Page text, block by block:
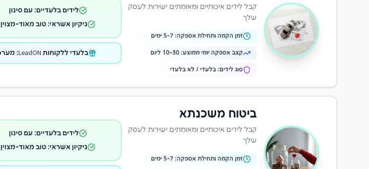
קבל לידים איכותיים ומאומתים ישירות לעסק
שלך
זמן הקמה ותחילת אספקה: 5-7 ימים
קצב אספקה יומי ממוצע: 10-30 ליום
סוג לידים: בלעדי / לא בלעדי
לידים בלעדיים: עם סינון
ניקיון אשראי: טוב מאוד-מצוין
בלעדי ללקוחות LeadON: מערכת לידים מתקדמת ללא תוספת תשלום במתנה!
ביטוח משכנתא
קבל לידים איכותיים ומאומתים ישירות לעסק
שלך
זמן הקמה ותחילת אספקה: 5-7 ימים
לידים בלעדיים: עם סינון
ניקיון אשראי: טוב מאוד-מצוין